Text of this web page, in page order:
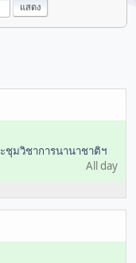
ชุมวิชาการนานาชาติฯ
All day